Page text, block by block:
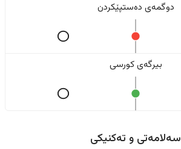
دوگمەی دەستپێکردن
بیرگەی کورسی
سەلامەتی و تەکنیکی